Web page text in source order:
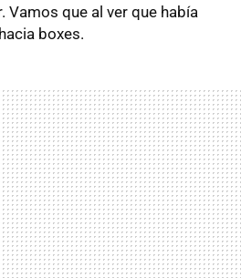
Vamos que al ver que había
boxes.